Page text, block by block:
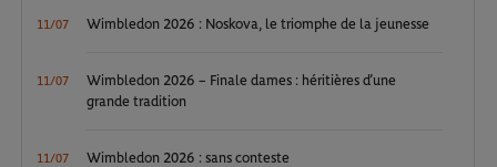
11/07 Wimbledon 2026 : Noskova, le triomphe de la jeunesse
11/07
Wimbledon 2026 – Finale dames : héritières d’une
grande tradition
11/07 Wimbledon 2026 : sans conteste